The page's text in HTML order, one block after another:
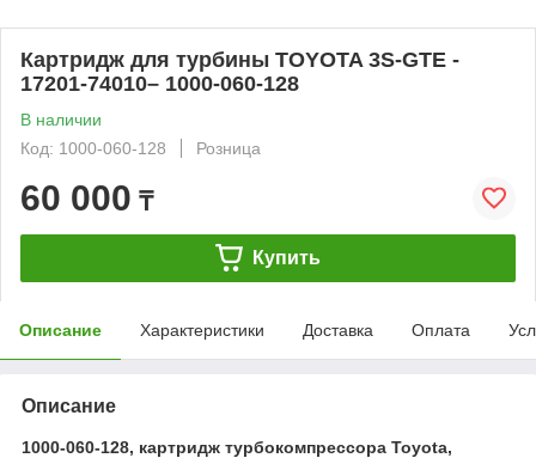
Картридж для турбины TOYOTA 3S-GTE -
17201-74010– 1000-060-128
В наличии
Код: 1000-060-128
Розница
60 000 ₸
Купить
Описание Характеристики Доставка Оплата
Описание
1000-060-128, картридж турбокомпрессора Toyota,